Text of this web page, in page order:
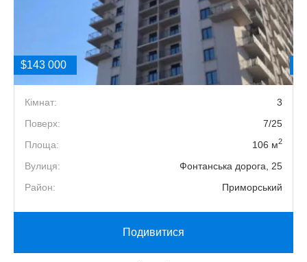
$143 000
Кімнат:
3
Поверх:
7/25
Площа:
106 м2
Вулиця:
Фонтанська дорога, 25
Район:
Приморський
Подивитися